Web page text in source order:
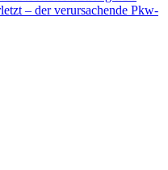
– der verursachende Pkw-